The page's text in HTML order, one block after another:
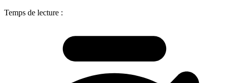
Temps de lecture :